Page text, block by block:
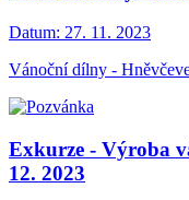
Datum: 27. 11. 2023
Vánoční dílny -
Exkurze - Výroba
12. 2023